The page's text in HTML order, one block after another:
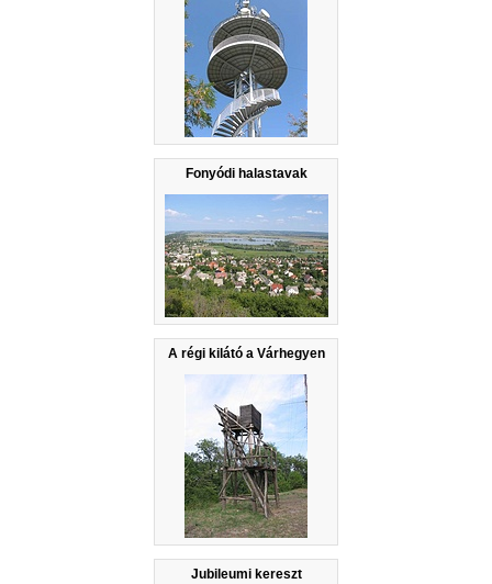
Fonyódi halastavak
A régi kilátó a Várhegyen
Jubileumi kereszt